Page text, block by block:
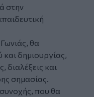
στην
θα
δημιουργίας,
διαλέξεις και
σημασίας.
που θα